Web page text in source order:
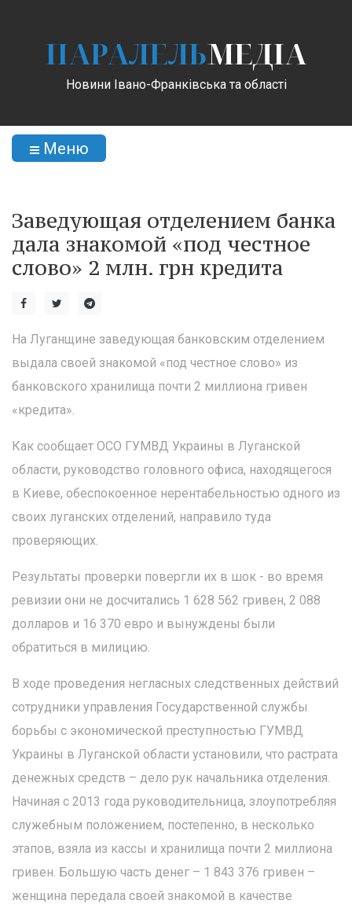
ПАРАЛЕЛЬМЕДІА
Новини Івано-Франківська та області
Меню
Заведующая отделением банка
дала знакомой «под честное
слово» 2 млн. грн кредита
На Луганщине заведующая банковским отделением
выдала своей знакомой «под честное слово» из
банковского хранилища почти 2 миллиона гривен
«кредита».
Как сообщает ОСО ГУМВД Украины в Луганской
области, руководство головного офиса, находящегося
в Киеве, обеспокоенное нерентабельностью одного из
своих луганских отделений, направило туда
проверяющих.
Результаты проверки повергли их в шок - во время
ревизии они не досчитались 1 628 562 гривен, 2 088
долларов и 16 370 евро и вынуждены были
обратиться в милицию.
В ходе проведения негласных следственных действий
сотрудники управления Государственной службы
борьбы с экономической преступностью ГУМВД
Украины в Луганской области установили, что растрата
денежных средств – дело рук начальника отделения.
Начиная с 2013 года руководительница, злоупотребляя
служебным положением, постепенно, в несколько
этапов, взяла из кассы и хранилища почти 2 миллиона
гривен. Большую часть денег – 1 843 376 гривен –
женщина передала своей знакомой в качестве